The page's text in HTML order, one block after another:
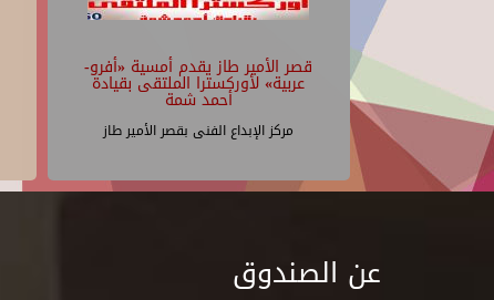
قصر الأمير طاز يقدم أمسية «أفرو-
عربية» لأوركسترا الملتقى بقيادة
أحمد شمة
مركز الإبداع الفنى بقصر الأمير طاز
عن الصندوق